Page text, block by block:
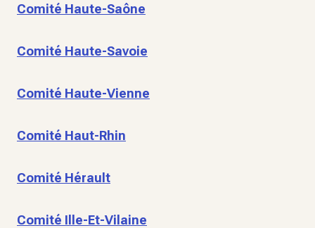
Comité Haute-Saône
Comité Haute-Savoie
Comité Haute-Vienne
Comité Haut-Rhin
Comité Hérault
Comité Ille-Et-Vilaine